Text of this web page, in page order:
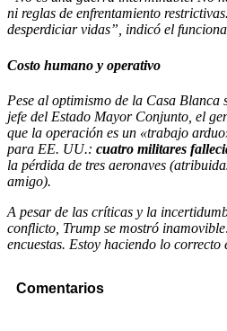
ni reglas de enfrentamiento
desperdiciar vidas”, indicó el
Costo humano y operativo
Pese al optimismo de la Casa Blanca
jefe del Estado Mayor Conjunto, el
que la operación es un «trabajo
para EE. UU.: cuatro militares
la pérdida de tres aeronaves
amigo).
A pesar de las críticas y la
conflicto, Trump se mostró
encuestas. Estoy haciendo lo correcto
Comentarios